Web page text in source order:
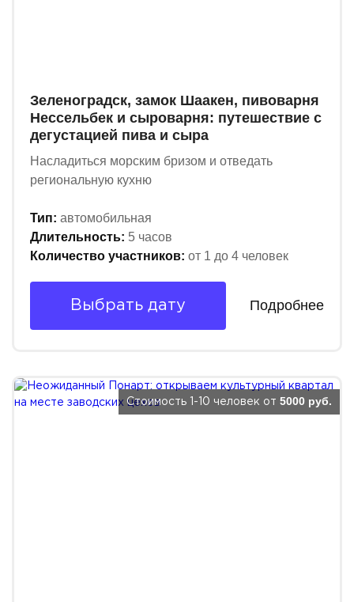
Зеленоградск, замок Шаакен, пивоварня
Нессельбек и сыроварня: путешествие с
дегустацией пива и сыра
Насладиться морским бризом и отведать
региональную кухню
Тип: автомобильная
Длительность: 5 часов
Количество участников: от 1 до 4 человек
Выбрать дату Подробнее
Стоимость 1-10 человек от 5000 руб.